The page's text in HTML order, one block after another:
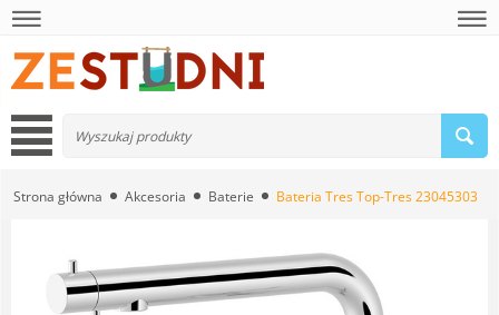
Strona główna Akcesoria Baterie Bateria Tres Top-Tres 23045303